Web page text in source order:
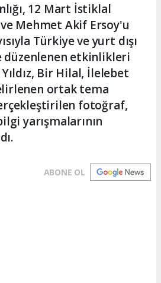
12 Mart İstiklal
ve Mehmet Akif Ersoy'u
Türkiye ve yurt dışı
etkinlikleri
Bir Hilal, İlelebet
ortak tema
fotoğraf,
yarışmalarının
ABONE OL